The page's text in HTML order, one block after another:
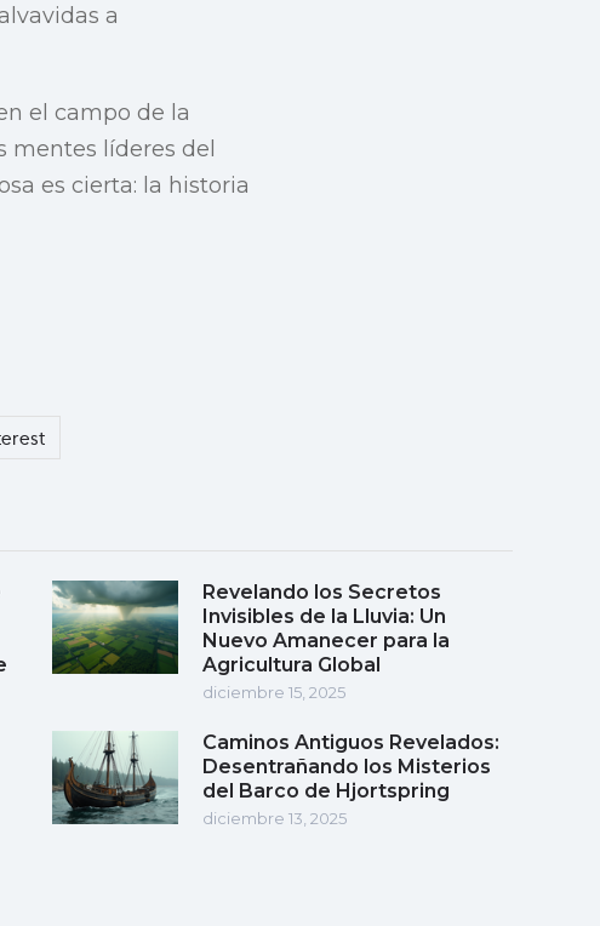
a
el campo de la
mentes líderes del
es cierta: la historia
Revelando los Secretos
Invisibles de la Lluvia: Un
Nuevo Amanecer para la
Agricultura Global
diciembre 15, 2025
Caminos Antiguos Revelados:
Desentrañando los Misterios
del Barco de Hjortspring
diciembre 13, 2025